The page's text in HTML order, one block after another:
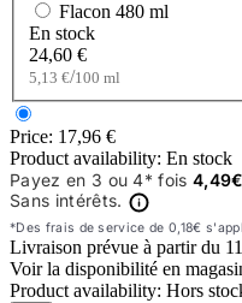
Flacon 480 ml
En stock
24,60 €
5,13 €/100 ml
Price: 17,96 €
Product availability: En stock
Livraison prévue à partir du
Voir la disponibilité en
Product availability: Hors